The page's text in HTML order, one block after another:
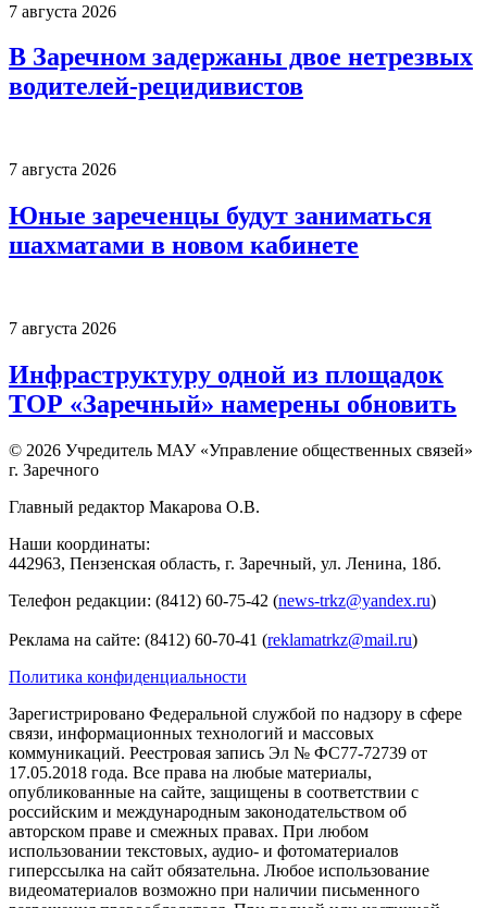
7 августа 2026
В Заречном задержаны двое нетрезвых
водителей-рецидивистов
7 августа 2026
Юные зареченцы будут заниматься
шахматами в новом кабинете
7 августа 2026
Инфраструктуру одной из площадок
ТОР «Заречный» намерены обновить
© 2026 Учредитель МАУ «Управление общественных связей»
г. Заречного
Главный редактор Макарова О.В.
Наши координаты:
442963, Пензенская область, г. Заречный, ул. Ленина, 18б.
Телефон редакции: (8412) 60-75-42 (news-trkz@yandex.ru)
Реклама на сайте: (8412) 60-70-41 (reklamatrkz@mail.ru)
Политика конфиденциальности
Зарегистрировано Федеральной службой по надзору в сфере
связи, информационных технологий и массовых
коммуникаций. Реестровая запись Эл № ФС77-72739 от
17.05.2018 года. Все права на любые материалы,
опубликованные на сайте, защищены в соответствии с
российским и международным законодательством об
авторском праве и смежных правах. При любом
использовании текстовых, аудио- и фотоматериалов
гиперссылка на сайт обязательна. Любое использование
видеоматериалов возможно при наличии письменного